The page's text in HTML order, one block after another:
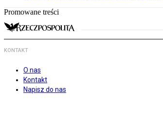
Promowane treści
KONTAKT
O nas
Kontakt
Napisz do nas